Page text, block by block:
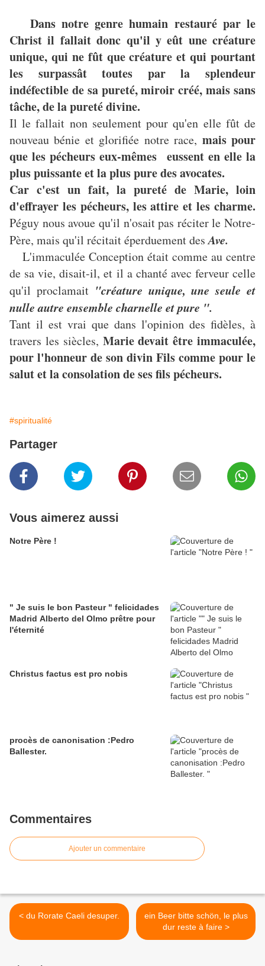
Dans notre genre humain restauré par le
Christ il fallait donc qu'il y eût une créature
unique, qui ne fût que créature et qui pourtant
les surpassât toutes par la splendeur
indéfectible de sa pureté, miroir créé, mais sans
tâche, de la pureté divine.
Il le fallait non seulement pour qu'en elle fût de
nouveau bénie et glorifiée notre race, mais pour
que les pécheurs eux-mêmes eussent en elle la
plus puissante et la plus pure des avocates.
Car c'est un fait, la pureté de Marie, loin
d'effrayer les pécheurs, les attire et les charme.
Péguy nous avoue qu'il n'osait pas réciter le Notre-
Père, mais qu'il récitait éperduement desAve.
L'immaculée Conception était comme au centre
de sa vie, disait-il, et il a chanté avec ferveur celle
qu'il proclamait "créature unique, une seule et
nulle autre ensemble charnelle et pure ".
Tant il est vrai que dans l'opinion des fidèles, à
travers les siècles, Marie devait être immaculée,
pour l'honneur de son divin Fils comme pour le
salut et la consolation de ses fils pécheurs.
#spiritualité
Partager
Vous aimerez aussi
Notre Père !
" Je suis le bon Pasteur " felicidades
Madrid Alberto del Olmo prêtre pour
l'éternité
Christus factus est pro nobis
procès de canonisation :Pedro
Ballester.
Commentaires
Ajouter un commentaire
< du Rorate Caeli desuper.
ein Beer bitte schön, le plus
dur reste à faire >